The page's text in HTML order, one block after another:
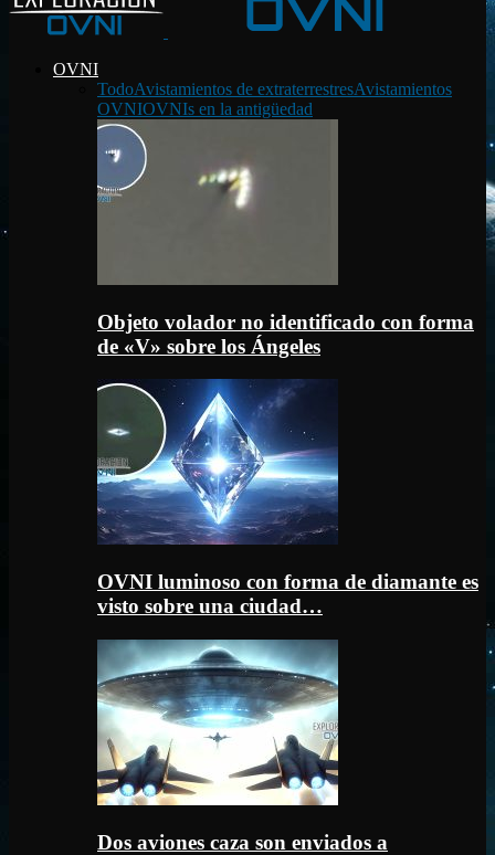
OVNI
TodoAvistamientos de extraterrestresAvistamientos
OVNIOVNIs en la antigüedad
Objeto volador no identificado con forma
de «V» sobre los Ángeles
OVNI luminoso con forma de diamante es
visto sobre una ciudad…
Dos aviones caza son enviados a